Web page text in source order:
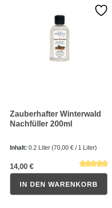
Zauberhafter Winterwald
Nachfüller 200ml
Inhalt: 0.2 Liter (70,00 € / 1 Liter)
14,00 €
IN DEN WARENKORB